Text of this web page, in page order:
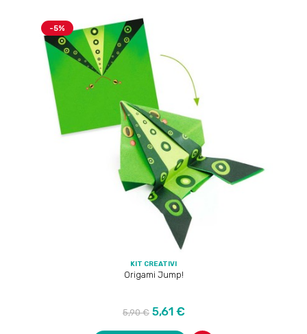
-5%
KIT CREATIVI
Origami Jump!
Prezzo
regolare
5,90 € Prezzo
5,61 €